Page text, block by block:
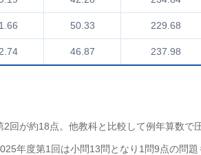
50.33 229.68
46.87 237.98
回が約18点。他教科と比較して例年算数で
年度第1回は小問13問となり1問9点の問題